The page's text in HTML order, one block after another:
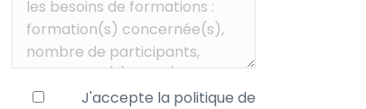
J'accepte la politique de